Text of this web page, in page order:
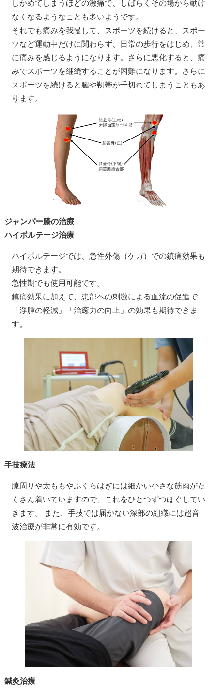
しかめてしまうほどの激痛で、しばらくその場から動け
なくなるようなことも多いようです。
それでも痛みを我慢して、スポーツを続けると、スポー
ツなど運動中だけに関わらず、日常の歩行をはじめ、常
に痛みを感じるようになります。さらに悪化すると、痛
みでスポーツを継続することが困難になります。さらに
スポーツを続けると腱や靭帯が千切れてしまうこともあ
ります。
ジャンパー膝の治療
ハイボルテージ治療
ハイボルテージでは、急性外傷（ケガ）での鎮痛効果も
期待できます。
急性期でも使用可能です。
鎮痛効果に加えて、患部への刺激による血流の促進で
「浮腫の軽減」「治癒力の向上」の効果も期待できま
す。
手技療法
膝周りや太ももやふくらはぎには細かい小さな筋肉がた
くさん着いていますので、これをひとつずつほぐしてい
きます。 また、手技では届かない深部の組織には超音
波治療が非常に有効です。
鍼灸治療